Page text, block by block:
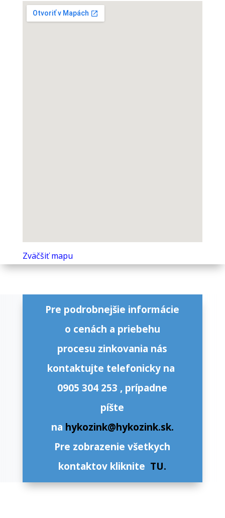
Zväčšiť mapu
Pre podrobnejšie informácie
o cenách a priebehu
procesu zinkovania nás
kontaktujte telefonicky na
0905 304 253 , prípadne
píšte
na hykozink@hykozink.sk.
Pre zobrazenie všetkych
kontaktov kliknite TU.